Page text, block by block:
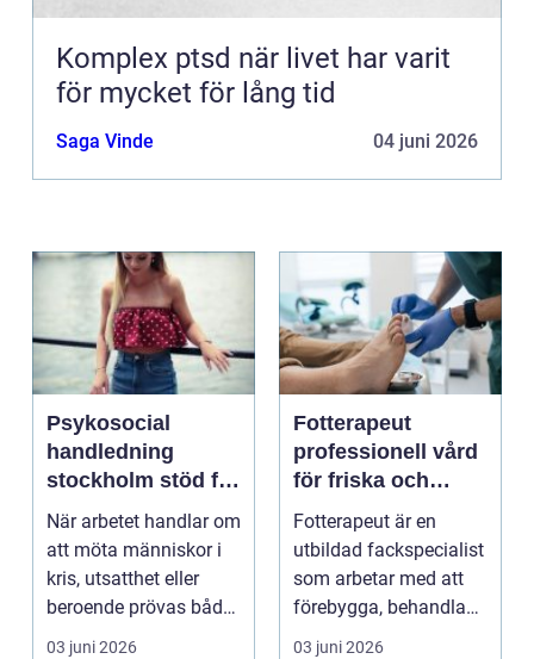
Komplex ptsd när livet har varit
för mycket för lång tid
Saga Vinde 04 juni 2026
Psykosocial
handledning
stockholm stöd för
hållbart arbete
med människor
När arbetet handlar om
att möta människor i
kris, utsatthet eller
beroende prövas både
yrkesrollen o...
03 juni 2026
Fotterapeut
professionell vård
för friska och
starkare fötter
Fotterapeut är en
utbildad fackspecialist
som arbetar med att
förebygga, behandla
och lindra problem...
03 juni 2026